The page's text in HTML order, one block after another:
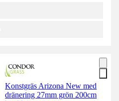
Konstgräs Arizona New med
dränering 27mm grön 200cm